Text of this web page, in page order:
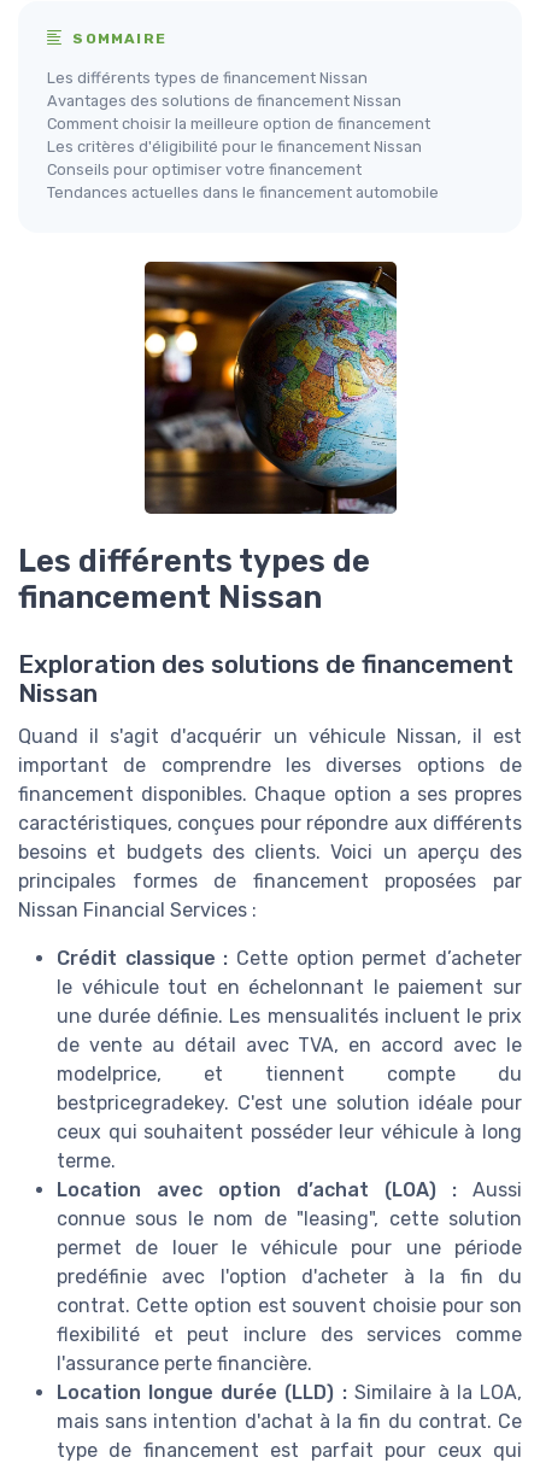
SOMMAIRE
Les différents types de financement Nissan
Avantages des solutions de financement Nissan
Comment choisir la meilleure option de financement
Les critères d'éligibilité pour le financement Nissan
Conseils pour optimiser votre financement
Tendances actuelles dans le financement automobile
Les différents types de
financement Nissan
Exploration des solutions de financement
Nissan
Quand il s'agit d'acquérir un véhicule Nissan, il est
important de comprendre les diverses options de
financement disponibles. Chaque option a ses propres
caractéristiques, conçues pour répondre aux différents
besoins et budgets des clients. Voici un aperçu des
principales formes de financement proposées par
Nissan Financial Services :
Crédit classique : Cette option permet d’acheter
le véhicule tout en échelonnant le paiement sur
une durée définie. Les mensualités incluent le prix
de vente au détail avec TVA, en accord avec le
modelprice, et tiennent compte du
bestpricegradekey. C'est une solution idéale pour
ceux qui souhaitent posséder leur véhicule à long
terme.
Location avec option d’achat (LOA) : Aussi
connue sous le nom de "leasing", cette solution
permet de louer le véhicule pour une période
predéfinie avec l'option d'acheter à la fin du
contrat. Cette option est souvent choisie pour son
flexibilité et peut inclure des services comme
l'assurance perte financière.
Location longue durée (LLD) :Similaire à la LOA,
mais sans intention d'achat à la fin du contrat. Ce
type de financement est parfait pour ceux qui